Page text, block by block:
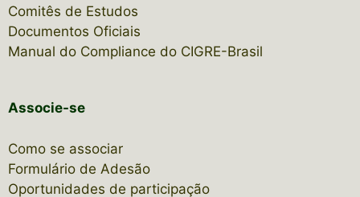
Comitês de Estudos
Documentos Oficiais
Manual do Compliance do CIGRE-Brasil
Associe-se
Como se associar
Formulário de Adesão
Oportunidades de participação